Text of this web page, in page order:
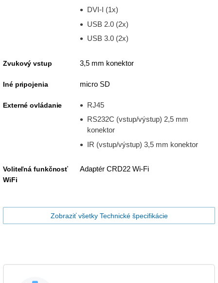
DVI-I (1x)
USB 2.0 (2x)
USB 3.0 (2x)
Zvukový vstup 3,5 mm konektor
Iné pripojenia micro SD
Externé ovládanie
RJ45
RS232C (vstup/výstup) 2,5 mm
konektor
IR (vstup/výstup) 3,5 mm konektor
Voliteľná funkčnosť
WiFi
Adaptér CRD22 Wi-Fi
Zobraziť všetky Technické špecifikácie